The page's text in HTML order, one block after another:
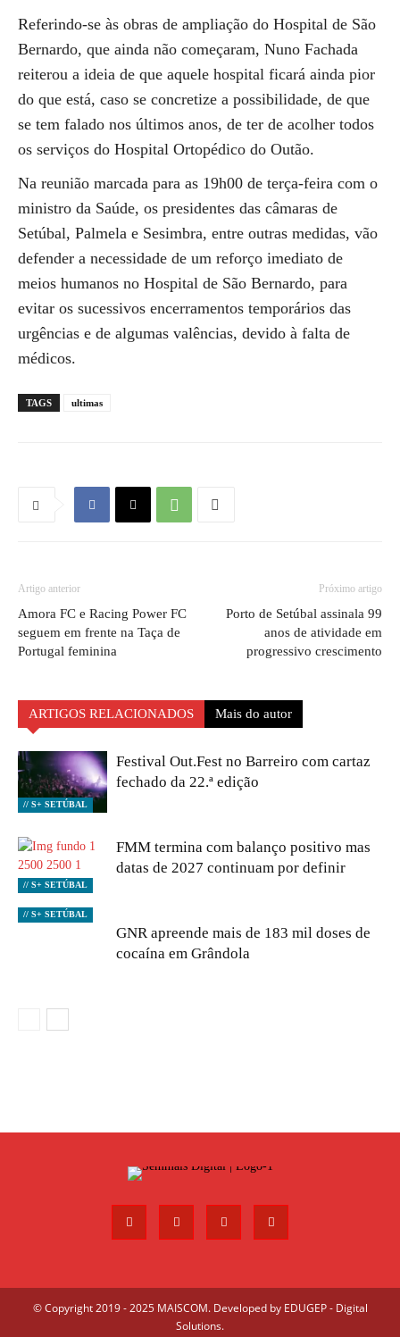
Referindo-se às obras de ampliação do Hospital de São
Bernardo, que ainda não começaram, Nuno Fachada
reiterou a ideia de que aquele hospital ficará ainda pior
do que está, caso se concretize a possibilidade, de que
se tem falado nos últimos anos, de ter de acolher todos
os serviços do Hospital Ortopédico do Outão.
Na reunião marcada para as 19h00 de terça-feira com o
ministro da Saúde, os presidentes das câmaras de
Setúbal, Palmela e Sesimbra, entre outras medidas, vão
defender a necessidade de um reforço imediato de
meios humanos no Hospital de São Bernardo, para
evitar os sucessivos encerramentos temporários das
urgências e de algumas valências, devido à falta de
médicos.
TAGS ultimas
Artigo anterior
Amora FC e Racing Power FC
seguem em frente na Taça de
Portugal feminina
Próximo artigo
Porto de Setúbal assinala 99
anos de atividade em
progressivo crescimento
ARTIGOS RELACIONADOS Mais do autor
// S+ SETÚBAL
Festival Out.Fest no Barreiro com cartaz
fechado da 22.ª edição
// S+ SETÚBAL
FMM termina com balanço positivo mas
datas de 2027 continuam por definir
// S+ SETÚBAL
GNR apreende mais de 183 mil doses de
cocaína em Grândola
© Copyright 2019 - 2025 MAISCOM. Developed by EDUGEP - Digital
Solutions.